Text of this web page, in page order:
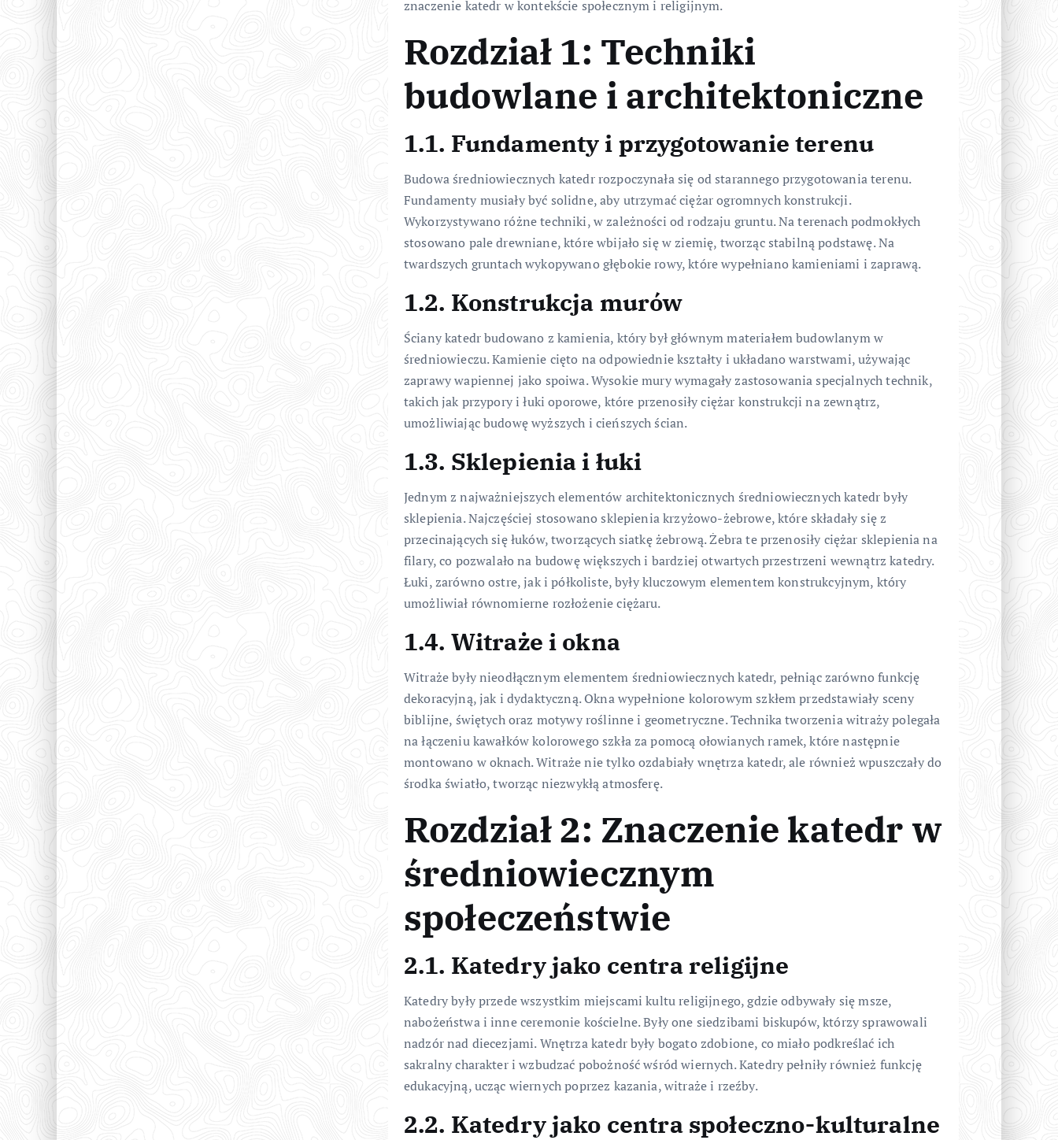
znaczenie katedr w kontekście społecznym i religijnym.
Rozdział 1: Techniki
budowlane i architektoniczne
1.1. Fundamenty i przygotowanie terenu
Budowa średniowiecznych katedr rozpoczynała się od starannego przygotowania terenu.
Fundamenty musiały być solidne, aby utrzymać ciężar ogromnych konstrukcji.
Wykorzystywano różne techniki, w zależności od rodzaju gruntu. Na terenach podmokłych
stosowano pale drewniane, które wbijało się w ziemię, tworząc stabilną podstawę. Na
twardszych gruntach wykopywano głębokie rowy, które wypełniano kamieniami i zaprawą.
1.2. Konstrukcja murów
Ściany katedr budowano z kamienia, który był głównym materiałem budowlanym w
średniowieczu. Kamienie cięto na odpowiednie kształty i układano warstwami, używając
zaprawy wapiennej jako spoiwa. Wysokie mury wymagały zastosowania specjalnych technik,
takich jak przypory i łuki oporowe, które przenosiły ciężar konstrukcji na zewnątrz,
umożliwiając budowę wyższych i cieńszych ścian.
1.3. Sklepienia i łuki
Jednym z najważniejszych elementów architektonicznych średniowiecznych katedr były
sklepienia. Najczęściej stosowano sklepienia krzyżowo-żebrowe, które składały się z
przecinających się łuków, tworzących siatkę żebrową. Żebra te przenosiły ciężar sklepienia na
filary, co pozwalało na budowę większych i bardziej otwartych przestrzeni wewnątrz katedry.
Łuki, zarówno ostre, jak i półkoliste, były kluczowym elementem konstrukcyjnym, który
umożliwiał równomierne rozłożenie ciężaru.
1.4. Witraże i okna
Witraże były nieodłącznym elementem średniowiecznych katedr, pełniąc zarówno funkcję
dekoracyjną, jak i dydaktyczną. Okna wypełnione kolorowym szkłem przedstawiały sceny
biblijne, świętych oraz motywy roślinne i geometryczne. Technika tworzenia witraży polegała
na łączeniu kawałków kolorowego szkła za pomocą ołowianych ramek, które następnie
montowano w oknach. Witraże nie tylko ozdabiały wnętrza katedr, ale również wpuszczały do
środka światło, tworząc niezwykłą atmosferę.
Rozdział 2: Znaczenie katedr w
średniowiecznym
społeczeństwie
2.1. Katedry jako centra religijne
Katedry były przede wszystkim miejscami kultu religijnego, gdzie odbywały się msze,
nabożeństwa i inne ceremonie kościelne. Były one siedzibami biskupów, którzy sprawowali
nadzór nad diecezjami. Wnętrza katedr były bogato zdobione, co miało podkreślać ich
sakralny charakter i wzbudzać pobożność wśród wiernych. Katedry pełniły również funkcję
edukacyjną, ucząc wiernych poprzez kazania, witraże i rzeźby.
2.2. Katedry jako centra społeczno-kulturalne